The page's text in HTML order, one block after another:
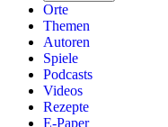
Orte
Themen
Autoren
Spiele
Podcasts
Videos
Rezepte
E-Paper